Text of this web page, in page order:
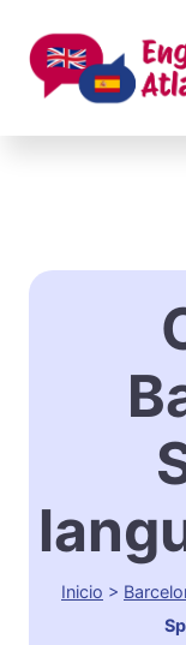
contenido
Inicio >